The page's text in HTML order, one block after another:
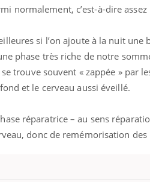
normalement, c’est-à-dire assez
si l’on ajoute à la nuit une
phase très riche de notre
trouve souvent « zappée » par
et le cerveau aussi éveillé.
réparatrice – au sens
donc de remémorisation des
en fer : comprendre